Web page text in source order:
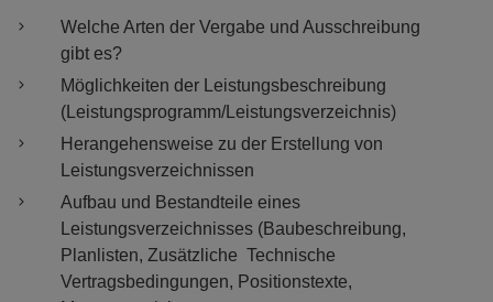
Welche Arten der Vergabe und Ausschreibung
gibt es?
Möglichkeiten der Leistungsbeschreibung
(Leistungsprogramm/Leistungsverzeichnis)
Herangehensweise zu der Erstellung von
Leistungsverzeichnissen
Aufbau und Bestandteile eines
Leistungsverzeichnisses (Baubeschreibung,
Planlisten, Zusätzliche Technische
Vertragsbedingungen, Positionstexte,